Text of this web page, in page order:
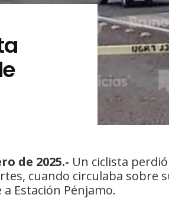
de 2025.- Un ciclista
cuando circulaba sobre
Estación Pénjamo.